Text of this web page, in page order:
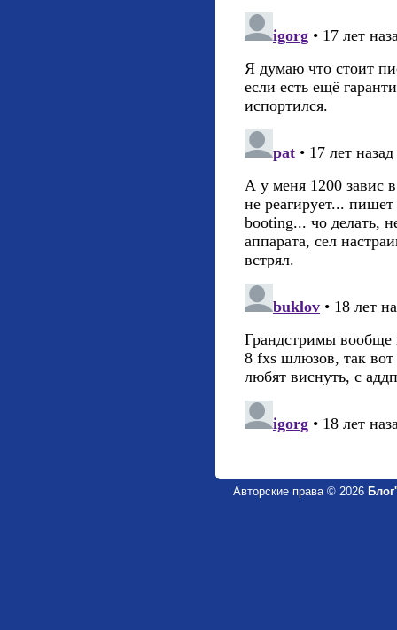
Авторские права © 2026